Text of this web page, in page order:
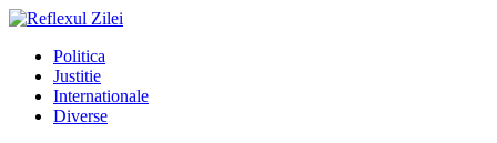
Politica
Justitie
Internationale
Diverse